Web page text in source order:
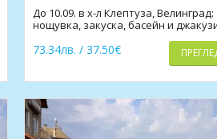
До 10.09. в х-л Клептуза, Велинград:
нощувка, закуска, басейн и
73.34лв. / 37.50€